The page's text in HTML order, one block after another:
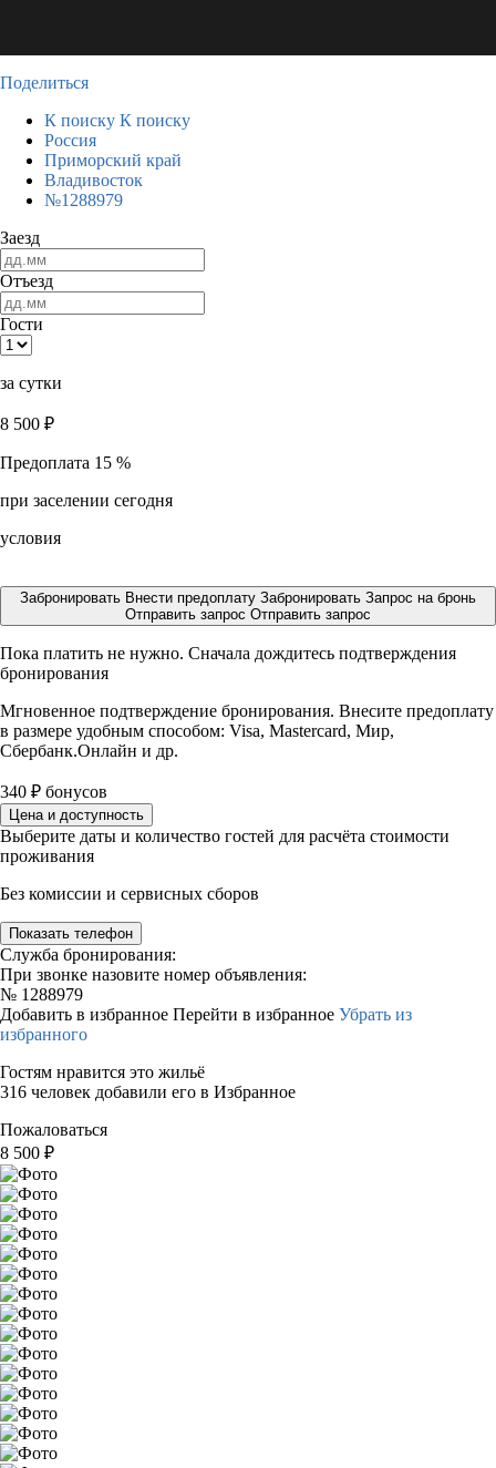
Поделиться
К поиску К поиску
Россия
Приморский край
Владивосток
№1288979
Заезд
Отъезд
Гости
за сутки
8 500 ₽
Предоплата 15 %
при заселении сегодня
условия
Забронировать Внести предоплату Забронировать Запрос на бронь
Отправить запрос Отправить запрос
Пока платить не нужно. Сначала дождитесь подтверждения
бронирования
Мгновенное подтверждение бронирования. Внесите предоплату
в размере удобным способом: Visa, Mastercard, Мир,
Сбербанк.Онлайн и др.
340 ₽ бонусов
Цена и доступность
Выберите даты и количество гостей для расчёта стоимости
проживания
Без комиссии и сервисных сборов
Показать телефон
Служба бронирования:
При звонке назовите номер объявления:
№ 1288979
Добавить в избранное Перейти в избранное Убрать из
избранного
Гостям нравится это жильё
316 человек добавили его в Избранное
Пожаловаться
8 500 ₽